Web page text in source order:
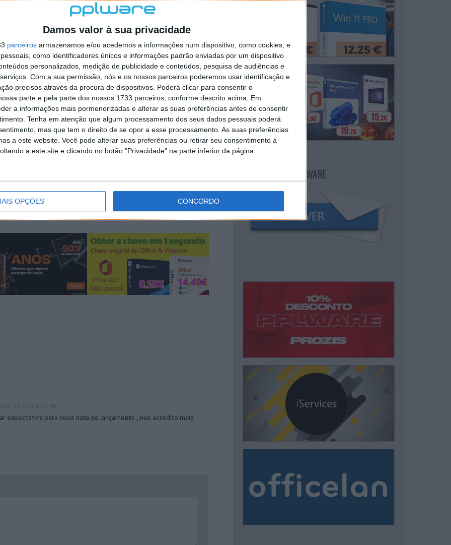
Damos valor à sua privacidade
parceiros armazenamos e/ou acedemos a informações num dispositivo, como cookies, e
como identificadores únicos e informações padrão enviadas por um dispositivo
personalizados, medição de publicidade e conteúdos, pesquisa de audiências e
Com a sua permissão, nós e os nossos parceiros poderemos usar identificação e
precisos através da procura de dispositivos. Poderá clicar para consentir o
parte e pela parte dos nossos 1733 parceiros, conforme descrito acima. Em
a informações mais pormenorizadas e alterar as suas preferências antes de consentir
Tenha em atenção que algum processamento dos seus dados pessoais poderá
mas que tem o direito de se opor a esse processamento. As suas preferências
a este website. Você pode alterar suas preferências ou retirar seu consentimento a
a este site e clicando no botão "Privacidade" na parte inferior da página.
OPÇÕES CONCORDO
artigo tem mais de um ano
no Google Notícias
Autor:Paulo Silva
PRÓXIMO ARTIGO
expectativa para nova data de lançamento , nao acredito mais
NEWSLETTER PPLWARE